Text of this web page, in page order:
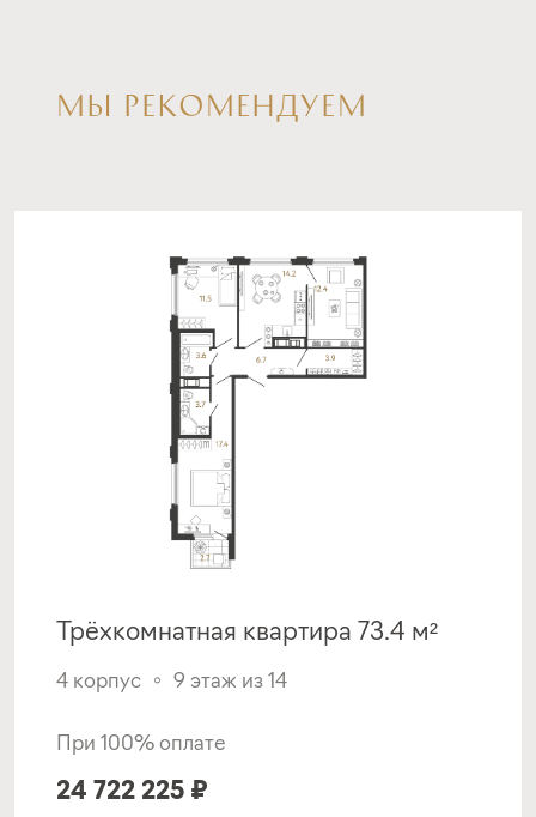
МЫ РЕКОМЕНДУЕМ
Трёхкомнатная квартира 73.4 м²
4 корпус 9 этаж из 14
При 100% оплате
24 722 225 ₽